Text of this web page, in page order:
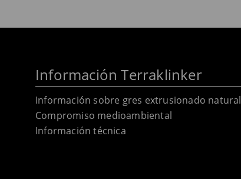
Información Terraklinker
Información sobre gres extrusionado natural
Compromiso medioambiental
Información técnica